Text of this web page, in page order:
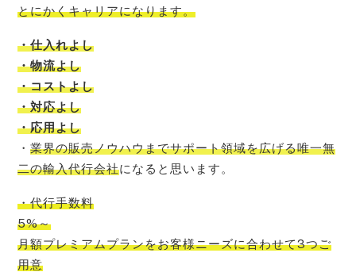
とにかくキャリアになります。
・仕入れよし
・物流よし
・コストよし
・対応よし
・応用よし
・業界の販売ノウハウまでサポート領域を広げる唯一無
二の輸入代行会社になると思います。
・代行手数料
5%～
月額プレミアムプランをお客様ニーズに合わせて3つご
用意